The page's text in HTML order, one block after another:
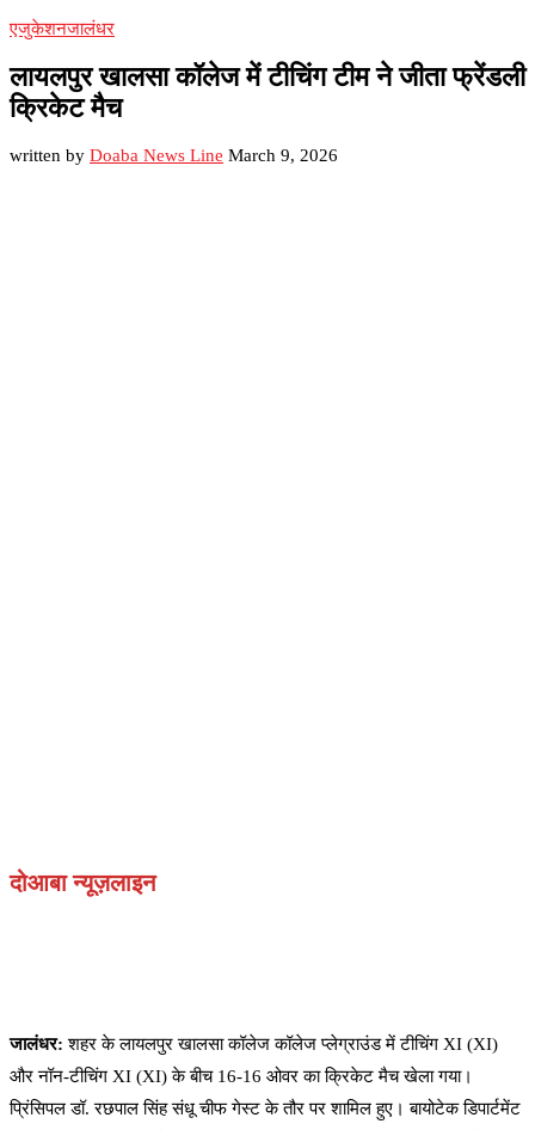
एजुकेशनजालंधर
लायलपुर खालसा कॉलेज में टीचिंग टीम ने जीता फ्रेंडली
क्रिकेट मैच
written by Doaba News Line March 9, 2026
दोआबा न्यूज़लाइन
जालंधर: शहर के लायलपुर खालसा कॉलेज कॉलेज प्लेग्राउंड में टीचिंग XI (XI)
और नॉन-टीचिंग XI (XI) के बीच 16-16 ओवर का क्रिकेट मैच खेला गया।
प्रिंसिपल डॉ. रछपाल सिंह संधू चीफ गेस्ट के तौर पर शामिल हुए। बायोटेक डिपार्टमेंट